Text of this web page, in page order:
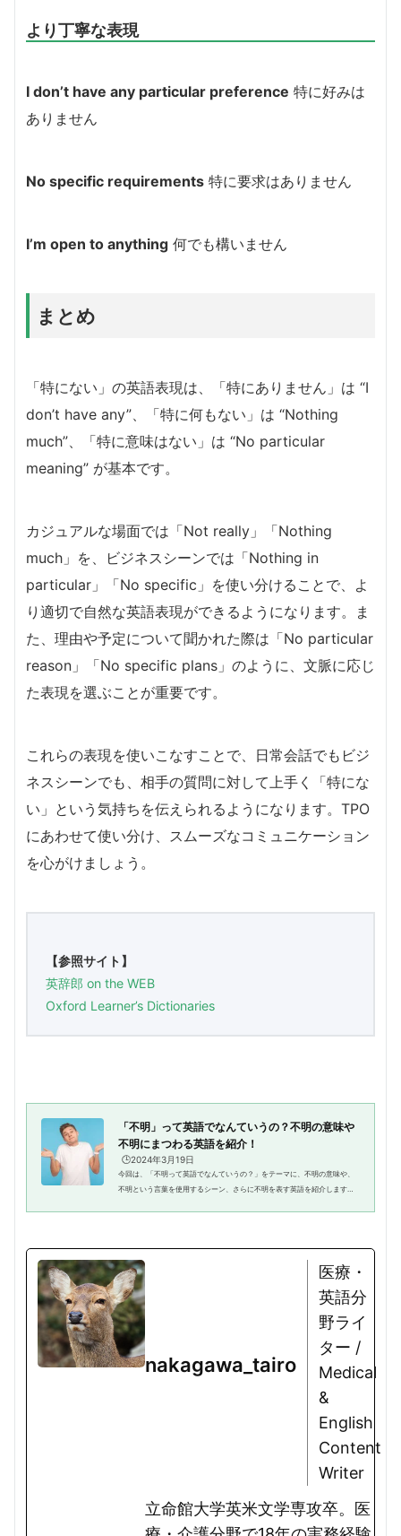
より丁寧な表現
I don’t have any particular preference 特に好みは
ありません
No specific requirements 特に要求はありません
I’m open to anything 何でも構いません
まとめ
「特にない」の英語表現は、「特にありません」は “I
don’t have any”、「特に何もない」は “Nothing
much”、「特に意味はない」は “No particular
meaning” が基本です。
カジュアルな場面では「Not really」「Nothing
much」を、ビジネスシーンでは「Nothing in
particular」「No specific」を使い分けることで、よ
り適切で自然な英語表現ができるようになります。ま
た、理由や予定について聞かれた際は「No particular
reason」「No specific plans」のように、文脈に応じ
た表現を選ぶことが重要です。
これらの表現を使いこなすことで、日常会話でもビジ
ネスシーンでも、相手の質問に対して上手く「特にな
い」という気持ちを伝えられるようになります。TPO
にあわせて使い分け、スムーズなコミュニケーション
を心がけましょう。
【参照サイト】
英辞郎 on the WEB
Oxford Learner’s Dictionaries
「不明」って英語でなんていうの？不明の意味や
不明にまつわる英語を紹介！
🕒️2024年3月19日
今回は、「不明って英語でなんていうの？」をテーマに、不明の意味や、
不明という言葉を使用するシーン、さらに不明を表す英語を紹介します。
nakagawa_tairo
医療・
英語分
野ライ
ター /
Medical
&
English
Content
Writer
立命館大学英米文学専攻卒。医